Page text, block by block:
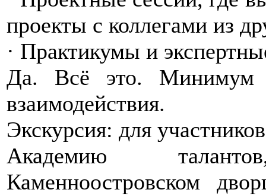
проекты с коллегами из
· Практикумы и
Да. Всё это. Минимум
взаимодействия.
Экскурсия: для
Академию
Каменноостровском